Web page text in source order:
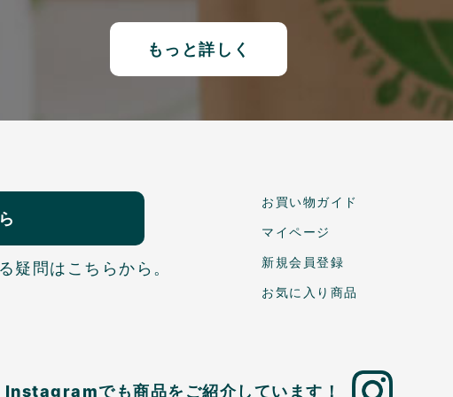
もっと詳しく
疑問はこちらから。
お買い物ガイド
マイページ
新規会員登録
お気に入り商品
Instagramでも商品を ご紹介しています！